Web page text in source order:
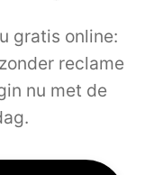
gratis online:
reclame
nu met de